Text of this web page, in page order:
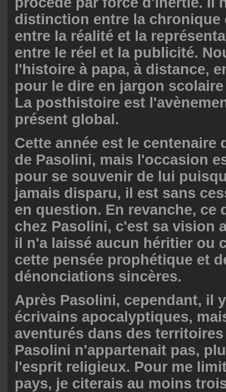
distinction entre la chronique
entre la réalité et la
entre le réel et la publicité.
l'histoire à papa, à distance,
pour le dire en jargon
La posthistoire est
présent global.
Cette année est le centenaire
de Pasolini, mais l'occasion
pour se souvenir de lui
jamais disparu, il est sans
en question. En revanche, ce
chez Pasolini, c'est sa vision
il n'a laissé aucun héritier ou
cette pensée prophétique et
dénonciations sincères.
Après Pasolini, cependant, il
écrivains apocalyptiques,
aventurés dans des
Pasolini n'appartenait pas,
l'esprit religieux. Pour me
pays, je citerais au moins